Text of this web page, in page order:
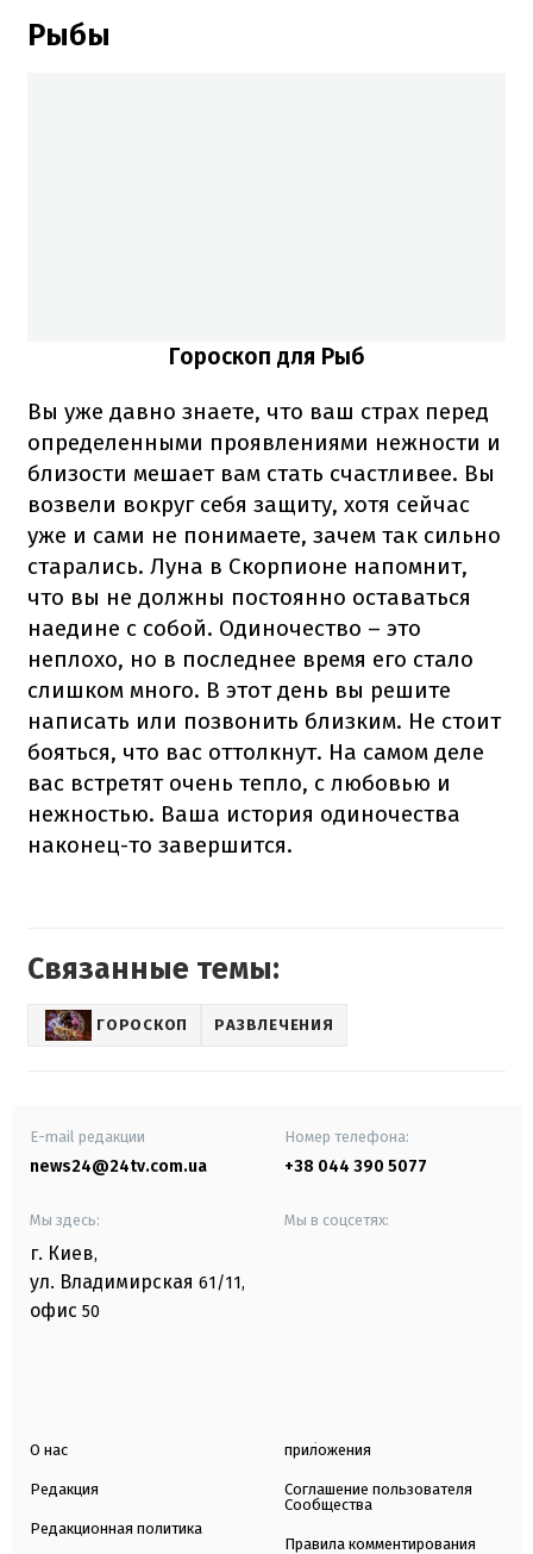
Рыбы
Гороскоп для Рыб
Вы уже давно знаете, что ваш страх перед
определенными проявлениями нежности и
близости мешает вам стать счастливее. Вы
возвели вокруг себя защиту, хотя сейчас
уже и сами не понимаете, зачем так сильно
старались. Луна в Скорпионе напомнит,
что вы не должны постоянно оставаться
наедине с собой. Одиночество – это
неплохо, но в последнее время его стало
слишком много. В этот день вы решите
написать или позвонить близким. Не стоит
бояться, что вас оттолкнут. На самом деле
вас встретят очень тепло, с любовью и
нежностью. Ваша история одиночества
наконец-то завершится.
Связанные темы:
ГОРОСКОП РАЗВЛЕЧЕНИЯ
E-mail редакции
news24@24tv.com.ua
Номер телефона:
+38 044 390 5077
Мы здесь:
г. Киев,
ул. Владимирская 61/11,
офис 50
Мы в соцсетях:
О нас
Редакция
Редакционная политика
приложения
Соглашение пользователя
Сообщества
Правила комментирования